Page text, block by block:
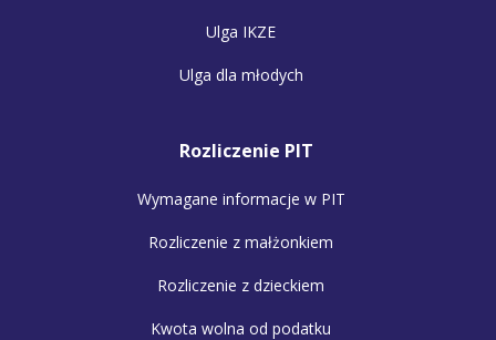
Ulga IKZE
Ulga dla młodych
Rozliczenie PIT
Wymagane informacje w PIT
Rozliczenie z małżonkiem
Rozliczenie z dzieckiem
Kwota wolna od podatku